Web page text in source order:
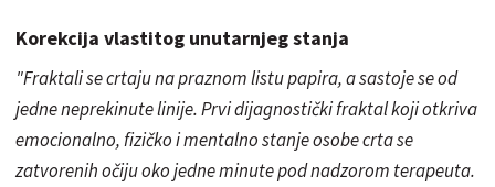
Korekcija vlastitog unutarnjeg stanja
"Fraktali se crtaju na praznom listu papira, a sastoje se od
jedne neprekinute linije. Prvi dijagnostički fraktal koji otkriva
emocionalno, fizičko i mentalno stanje osobe crta se
zatvorenih očiju oko jedne minute pod nadzorom terapeuta.